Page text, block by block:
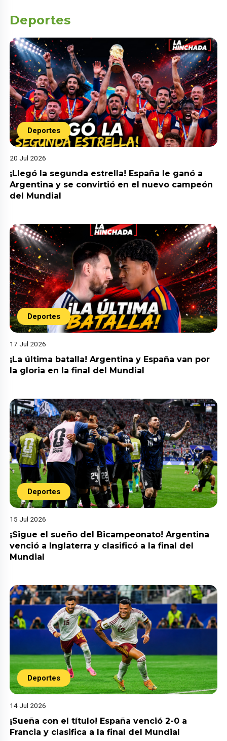
Deportes
Deportes
20 Jul 2026
¡Llegó la segunda estrella! España le ganó a
Argentina y se convirtió en el nuevo campeón
del Mundial
Deportes
17 Jul 2026
¡La última batalla! Argentina y España van por
la gloria en la final del Mundial
Deportes
15 Jul 2026
¡Sigue el sueño del Bicampeonato! Argentina
venció a Inglaterra y clasificó a la final del
Mundial
Deportes
14 Jul 2026
¡Sueña con el título! España venció 2-0 a
Francia y clasifica a la final del Mundial